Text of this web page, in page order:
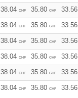
38.04 CHF 35.80 CHF 33.56
38.04 CHF 35.80 CHF 33.56
38.04 CHF 35.80 CHF 33.56
38.04 CHF 35.80 CHF 33.56
38.04 CHF 35.80 CHF 33.56
38.04 CHF 35.80 CHF 33.56